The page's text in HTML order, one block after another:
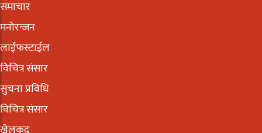
समाचार
मनोरन्जन
लाईफस्टाईल
विचित्र संसार
सुचना प्रविधि
विचित्र संसार